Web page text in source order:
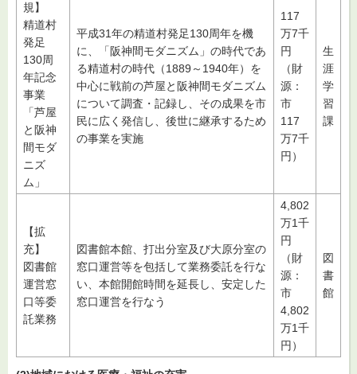
規】
精道村
発足
130周
年記念
事業
「芦屋
と阪神
間モダ
ニズ
ム」
平成31年の精道村発足130周年を機
に、「阪神間モダニズム」の時代であ
る精道村の時代（1889～1940年）を
中心に戦前の芦屋と阪神間モダニズム
について調査・記録し、その成果を市
民に広く発信し、後世に継承するため
の事業を実施
117
万7千
円
（財
源：
市
117
万7千
円）
生
涯
学
習
課
【拡
充】
図書館
運営窓
口等委
託業務
図書館本館、打出分室及び大原分室の
窓口運営等を包括して業務委託を行な
い、本館開館時間を延長し、安定した
窓口運営を行なう
4,802
万1千
円
（財
源：
市
4,802
万1千
円）
図
書
館